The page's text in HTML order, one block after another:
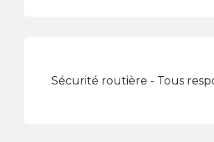
Sécurité routière - Tous